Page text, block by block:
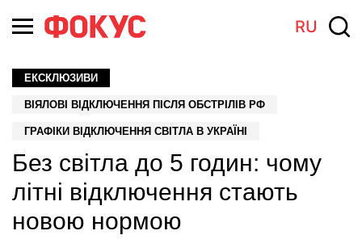
RU
ЕКСКЛЮЗИВИ
ВІЯЛОВІ ВІДКЛЮЧЕННЯ ПІСЛЯ ОБСТРІЛІВ РФ
ГРАФІКИ ВІДКЛЮЧЕННЯ СВІТЛА В УКРАЇНІ
Без світла до 5 годин: чому
літні відключення стають
новою нормою